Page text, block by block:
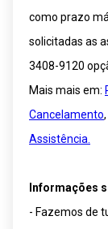
como prazo
solicitadas as
3408-9120
Mais mais em:
Cancelamento,
Assistência.
Informações
- Fazemos de